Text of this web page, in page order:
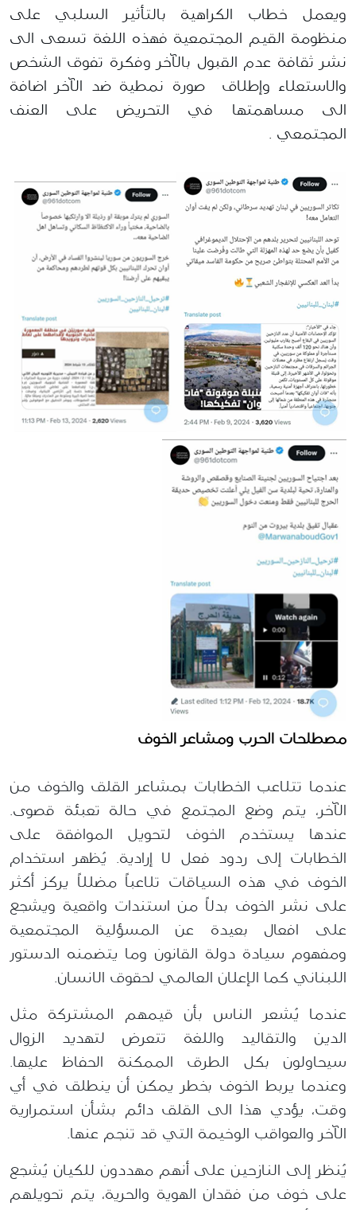
ويعمل خطاب الكراهية بالتأثير السلبي على
منظومة
القيم المجتمعية فهذه اللغة تسعى
الى
نشر ثقافة عدم القبول بالآخر وفكرة تفوق
الشخص
والاستعلاء
وإطلاق صورة نمطية ضد الآخر
اضافة
الى
مساهمتها في التحريض على
العنف
المجتمعي .
مصطلحات الحرب ومشاعر الخوف
عندما تتلاعب الخطابات بمشاعر القلق والخوف من
الآخر، يتم وضع المجتمع في حالة تعبئة قصوى.
عندها
يستخدم الخوف لتحويل الموافقة على
الخطابات إلى ردود فعل لا إرادية. يُظهر استخدام
الخوف في هذه السياقات تلاعباً مضللاً يركز أكثر
على نشر الخوف بدلاً من
استندات واقعية ويشجع
على افعال بعيدة عن المسؤلية المجتمعية
ومفهوم سيادة دولة القانون وما يتضمنه الدستور
اللبناني كما الإعلان العالمي لحقوق الانسان.
عندما يُشعر الناس بأن قيمهم المشتركة مثل
الدين والتقاليد واللغة تتعرض لتهديد
الزوال
سيحاولون بكل الطرق الممكنة الحفاظ عليها.
وعندما يربط الخوف بخطر يمكن أن ينطلق في أي
وقت، يؤدي
هذا الى القلقد ائم بشأن استمرارية
الآخر والعواقب الوخيمة التي قد تنجم عنها.
يُنظر إلى النازحين على أنهم مهددون للكيان يُشجع
على خوف من فقدان الهوية والحرية، يتم تحويلهم